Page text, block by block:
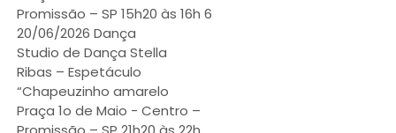
Promissão – SP 15h20 às 16h 6
20/06/2026 Dança
Studio de Dança Stella
Ribas – Espetáculo
“Chapeuzinho amarelo
Praça 1o de Maio - Centro –